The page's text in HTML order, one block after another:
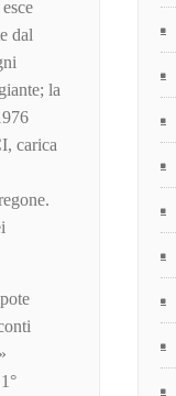
dal
la
carica